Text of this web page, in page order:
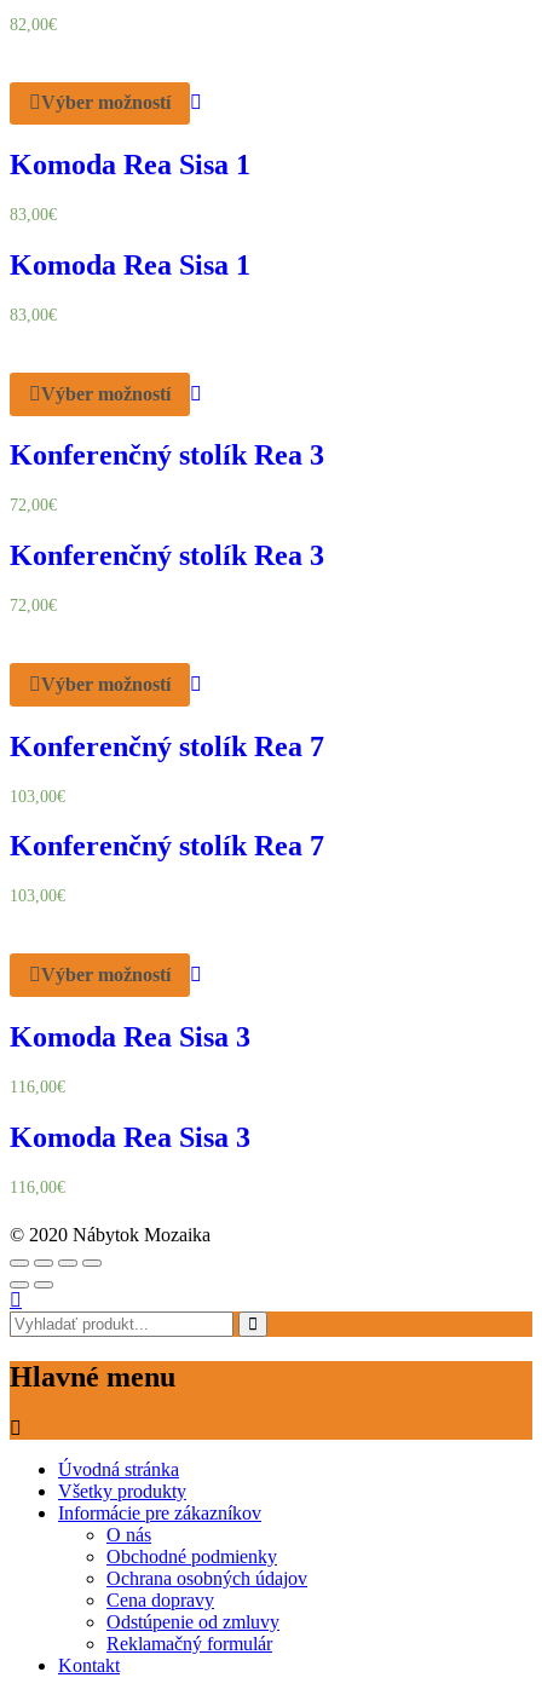
82,00€
Výber možností
Komoda Rea Sisa 1
83,00€
Komoda Rea Sisa 1
83,00€
Výber možností
Konferenčný stolík Rea 3
72,00€
Konferenčný stolík Rea 3
72,00€
Výber možností
Konferenčný stolík Rea 7
103,00€
Konferenčný stolík Rea 7
103,00€
Výber možností
Komoda Rea Sisa 3
116,00€
Komoda Rea Sisa 3
116,00€
© 2020 Nábytok Mozaika
Hlavné menu
Úvodná stránka
Všetky produkty
Informácie pre zákazníkov
O nás
Obchodné podmienky
Ochrana osobných údajov
Cena dopravy
Odstúpenie od zmluvy
Reklamačný formulár
Kontakt